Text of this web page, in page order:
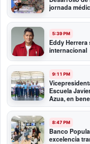
jornada
5:39 PM
Eddy
internacional
9:11 PM
Escuela
Azua, en
8:47 PM
Banco
excelencia